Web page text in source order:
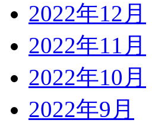
2022年12月
2022年11月
2022年10月
2022年9月